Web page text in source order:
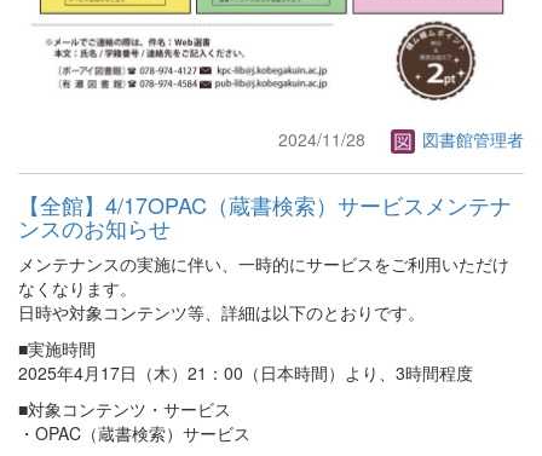
2024/11/28 図書館管理者
【全館】4/17OPAC（蔵書検索）サービスメンテナ
ンスのお知らせ
メンテナンスの実施に伴い、一時的にサービスをご利用いただけ
なくなります。
日時や対象コンテンツ等、詳細は以下のとおりです。
■実施時間
2025年4月17日（木）21：00（日本時間）より、3時間程度
■対象コンテンツ・サービス
・OPAC（蔵書検索）サービス